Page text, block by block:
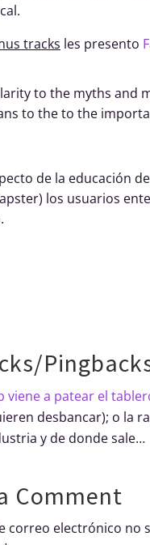
tracks les presento
to the myths and
to the to the
de la educación
los usuarios
viene a patear el
desbancar); o la
y de donde sale…
Comment
correo electrónico no